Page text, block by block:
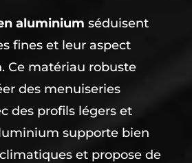
aluminium séduisent
fines et leur aspect
Ce matériau robuste
des menuiseries
des profils légers et
supporte bien
et propose de